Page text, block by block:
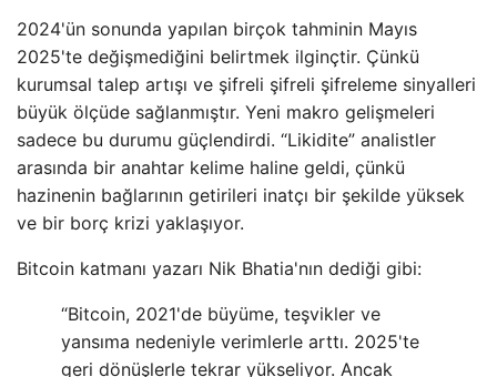
2024'ün sonunda yapılan birçok tahminin Mayıs
2025'te değişmediğini belirtmek ilginçtir. Çünkü
kurumsal talep artışı ve şifreli şifreli şifreleme sinyalleri
büyük ölçüde sağlanmıştır. Yeni makro gelişmeleri
sadece bu durumu güçlendirdi. “Likidite” analistler
arasında bir anahtar kelime haline geldi, çünkü
hazinenin bağlarının getirileri inatçı bir şekilde yüksek
ve bir borç krizi yaklaşıyor.
Bitcoin katmanı yazarı Nik Bhatia'nın dediği gibi:
“Bitcoin, 2021'de büyüme, teşvikler ve
yansıma nedeniyle verimlerle arttı. 2025'te
geri dönüşlerle tekrar yükseliyor. Ancak